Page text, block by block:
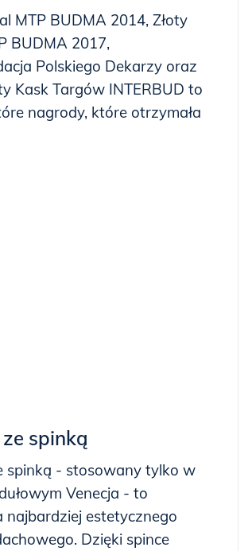
MTP BUDMA 2014, Złoty
BUDMA 2017,
Polskiego Dekarzy oraz
Kask Targów INTERBUD to
nagrody, które otrzymała
spinką
spinką - stosowany tylko w
Venecja - to
najbardziej estetycznego
Dzięki spince